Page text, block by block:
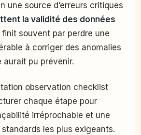
une source d’erreurs critiques
la validité des données
finit souvent par perdre une
à corriger des anomalies
aurait pu prévenir.
observation checklist
chaque étape pour
irréprochable et une
les plus exigeants.